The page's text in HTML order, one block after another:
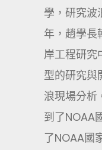
學，研究波
年，趙學長
岸工程研究
型的研究與
浪現場分析
到了NOAA
了NOAA國